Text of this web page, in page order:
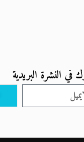
في النشرة البريدية